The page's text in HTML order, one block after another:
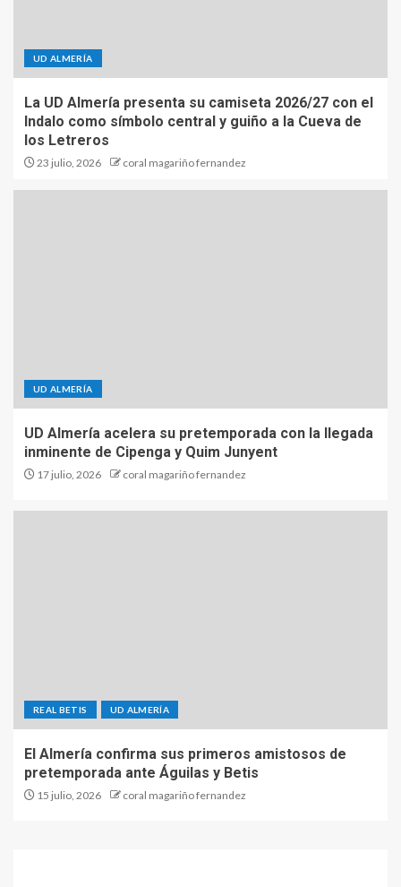
UD ALMERÍA
La UD Almería presenta su camiseta 2026/27 con el
Indalo como símbolo central y guiño a la Cueva de
los Letreros
23 julio, 2026 coral magariño fernandez
UD ALMERÍA
UD Almería acelera su pretemporada con la llegada
inminente de Cipenga y Quim Junyent
17 julio, 2026 coral magariño fernandez
REAL BETIS UD ALMERÍA
El Almería confirma sus primeros amistosos de
pretemporada ante Águilas y Betis
15 julio, 2026 coral magariño fernandez